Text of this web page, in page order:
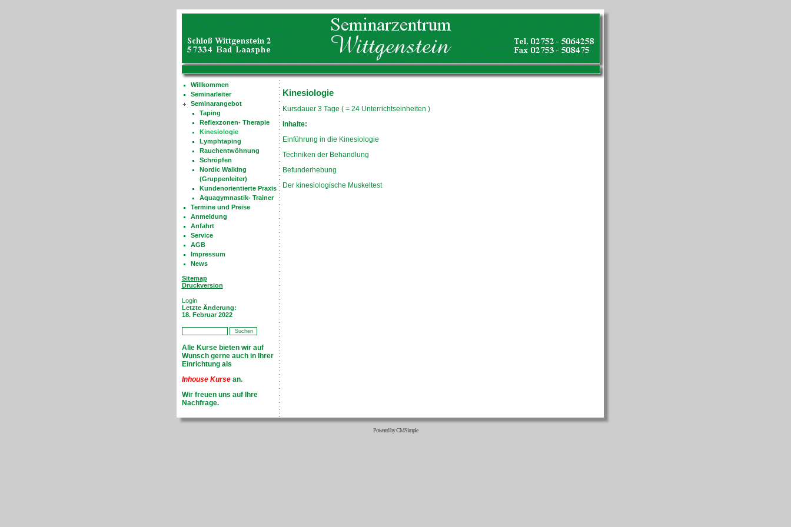
Willkommen
Seminarleiter
Seminarangebot
Taping
Reflexzonen- Therapie
Kinesiologie
Lymphtaping
Rauchentwöhnung
Schröpfen
Nordic Walking
(Gruppenleiter)
Kundenorientierte Praxis
Aquagymnastik- Trainer
Termine und Preise
Anmeldung
Anfahrt
Service
AGB
Impressum
News
Sitemap
Druckversion
Login
Letzte Änderung:
18. Februar 2022
Alle Kurse bieten wir auf
Wunsch gerne auch in Ihrer
Einrichtung als
Inhouse Kursean.
Wir freuen uns auf Ihre
Nachfrage.
Kinesiologie
Kursdauer 3 Tage ( = 24 Unterrichtseinheiten )
Inhalte:
Einführung in die Kinesiologie
Techniken der Behandlung
Befunderhebung
Der kinesiologische Muskeltest
Powered by CMSimple